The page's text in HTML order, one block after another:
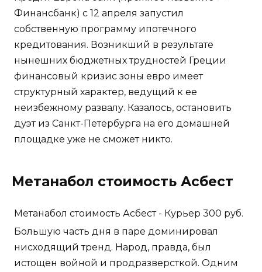
Финансбанк) с 12 апреля запустил
собственную программу ипотечного
кредитования. Возникший в результате
нынешних бюджетных трудностей Греции
финансовый кризис зоны евро имеет
структурный характер, ведущий к ее
неизбежному развалу. Казалось, остановить
дуэт из Санкт-Петербурга на его домашней
площадке уже не сможет никто.
Метанабол стоимость Асбест
Метанабол стоимость Асбест - Курьер 300 руб.
Большую часть дня в паре доминировал
нисходящий тренд. Народ, правда, был
истощен войной и продразверсткой. Одним